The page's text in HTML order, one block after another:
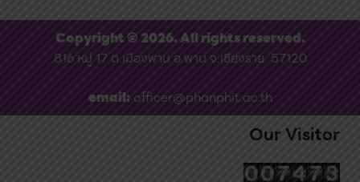
Copyright © 2026. All rights reserved.
816 หมู่ 17 ต.เมืองพาน อ.พาน จ.เชียงราย 57120
email:officer@phanphit.ac.th
Our Visitor